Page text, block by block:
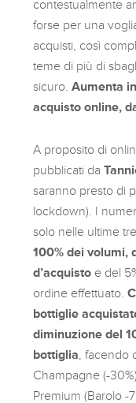
contestualmente
forse per una
acquisti, così
teme di più di
sicuro.Aumenta
acquisto online,
A proposito di
pubblicati da
saranno presto di
lockdown). I
solo nelle ultime
100% dei volumi,
d’acquisto e del
ordine effettuato.
bottiglie
diminuzione del
bottiglia ,
Champagne (-
Premium (Barolo -